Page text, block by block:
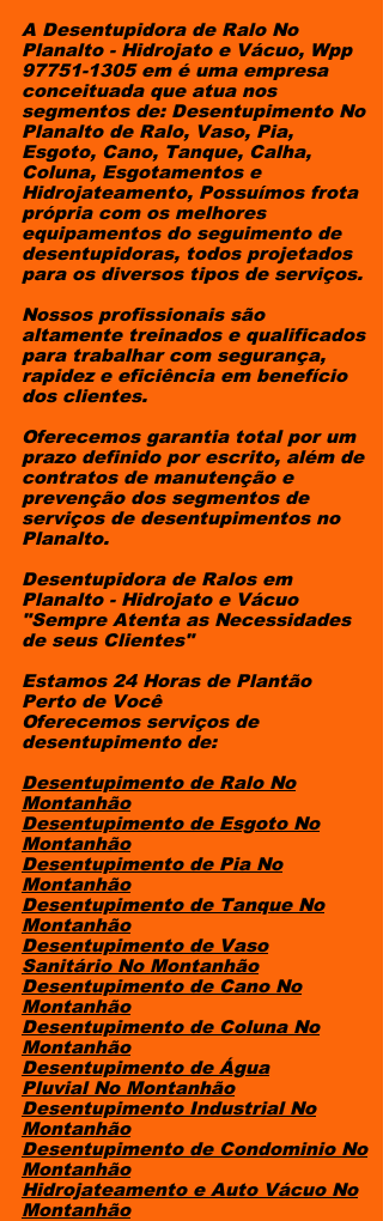
A Desentupidora de Ralo No
Planalto - Hidrojato e Vácuo, Wpp
97751-1305em é uma empresa
conceituada que atua nos
segmentos de: Desentupimento No
Planalto de Ralo, Vaso, Pia,
Esgoto, Cano, Tanque, Calha,
Coluna, Esgotamentos e
Hidrojateamento, Possuímos frota
própria com os melhores
equipamentos do seguimento de
desentupidoras, todos projetados
para os diversos tipos de serviços.
​Nossos profissionais são
altamente treinados e qualificados
para trabalhar com segurança,
rapidez e eficiência em benefício
dos clientes.
Oferecemos garantia total por um
prazo definido por escrito, além de
contratos de manutenção e
prevenção dos segmentos de
serviços de desentupimentos no
Planalto.
Desentupidora de Ralos em
Planalto - Hidrojato e Vácuo
"Sempre Atenta as Necessidades
de seus Clientes"
Estamos 24 Horas de Plantão
Perto de Você
Oferecemos serviços de
desentupimento de:
Desentupimento de Ralo No
Montanhão
Desentupimento de Esgoto No
Montanhão
Desentupimento de Pia No
Montanhão
Desentupimento de Tanque No
Montanhão
Desentupimento de Vaso
Sanitário No Montanhão
Desentupimento de Cano No
Montanhão
Desentupimento de Coluna No
Montanhão
Desentupimento de Água
Pluvial No Montanhão
Desentupimento Industrial No
Montanhão
Desentupimento de Condominio No
Montanhão
Hidrojateamento e Auto Vácuo No
Montanhão